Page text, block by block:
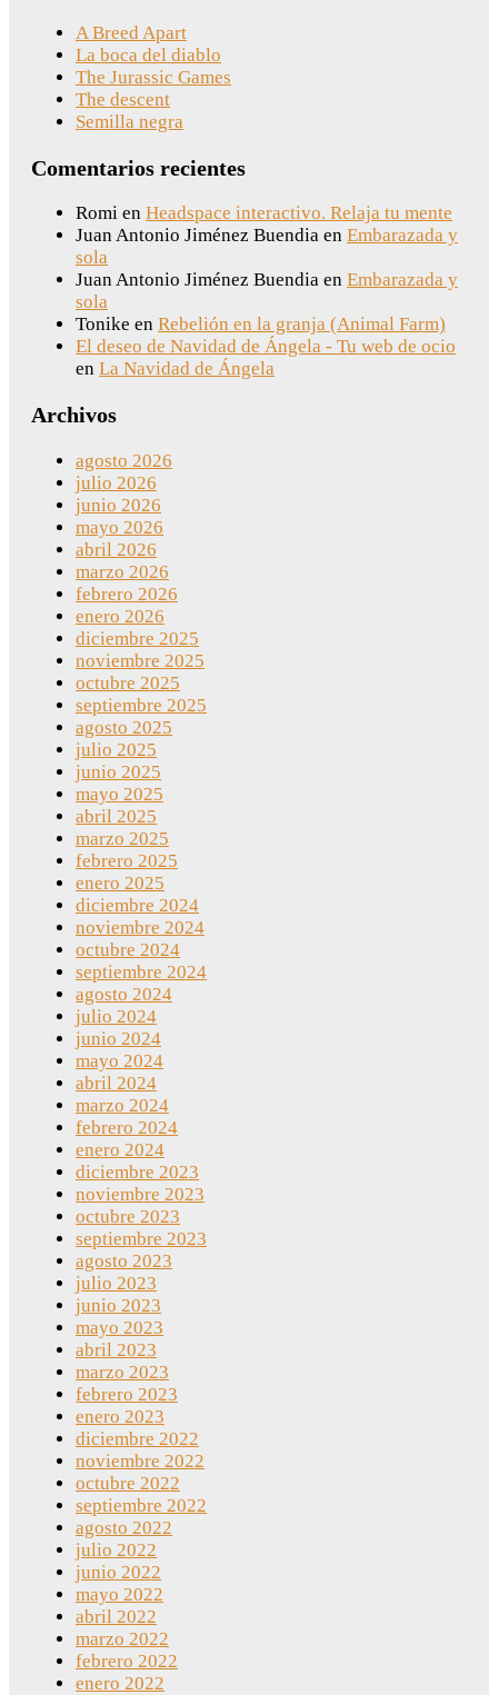
A Breed Apart
La boca del diablo
The Jurassic Games
The descent
Semilla negra
Comentarios recientes
Romi en Headspace interactivo. Relaja tu mente
Juan Antonio Jiménez Buendia en Embarazada y
sola
Juan Antonio Jiménez Buendia en Embarazada y
sola
Tonike en Rebelión en la granja (Animal Farm)
El deseo de Navidad de Ángela - Tu web de ocio
en La Navidad de Ángela
Archivos
agosto 2026
julio 2026
junio 2026
mayo 2026
abril 2026
marzo 2026
febrero 2026
enero 2026
diciembre 2025
noviembre 2025
octubre 2025
septiembre 2025
agosto 2025
julio 2025
junio 2025
mayo 2025
abril 2025
marzo 2025
febrero 2025
enero 2025
diciembre 2024
noviembre 2024
octubre 2024
septiembre 2024
agosto 2024
julio 2024
junio 2024
mayo 2024
abril 2024
marzo 2024
febrero 2024
enero 2024
diciembre 2023
noviembre 2023
octubre 2023
septiembre 2023
agosto 2023
julio 2023
junio 2023
mayo 2023
abril 2023
marzo 2023
febrero 2023
enero 2023
diciembre 2022
noviembre 2022
octubre 2022
septiembre 2022
agosto 2022
julio 2022
junio 2022
mayo 2022
abril 2022
marzo 2022
febrero 2022
enero 2022